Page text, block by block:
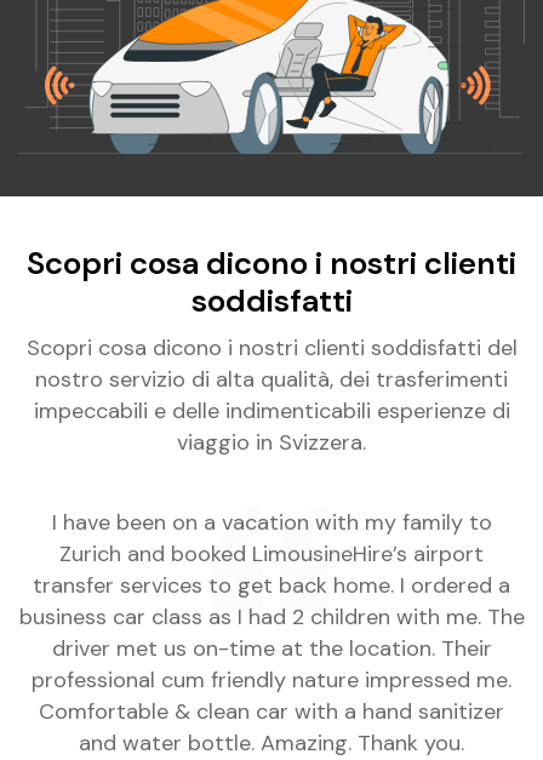
Scopri cosa dicono i nostri clienti
soddisfatti
Scopri cosa dicono i nostri clienti soddisfatti del
nostro servizio di alta qualità, dei trasferimenti
impeccabili e delle indimenticabili esperienze di
viaggio in Svizzera.
I have been on a vacation with my family to
Zurich and booked LimousineHire’s airport
transfer services to get back home. I ordered a
business car class as I had 2 children with me. The
driver met us on-time at the location. Their
professional cum friendly nature impressed me.
Comfortable & clean car with a hand sanitizer
and water bottle. Amazing. Thank you.